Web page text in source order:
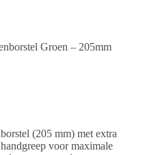
Groen – 205mm
(205 mm) met extra
voor maximale